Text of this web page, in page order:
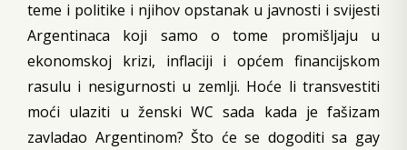
teme i politike i njihov opstanak u javnosti i svijesti
Argentinaca koji samo o tome promišljaju u
ekonomskoj krizi, inflaciji i općem financijskom
rasulu i nesigurnosti u zemlji. Hoće li transvestiti
moći ulaziti u ženski WC sada kada je fašizam
zavladao Argentinom? Što će se dogoditi sa gay